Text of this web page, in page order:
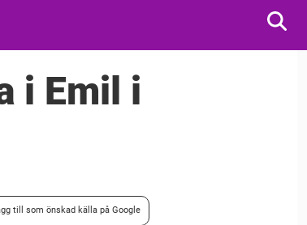
i Emil i
till som önskad källa på Google